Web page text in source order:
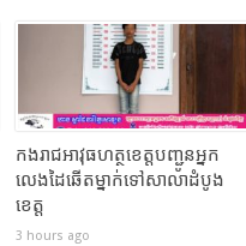
កងរាជឣាវុធហត្ថខេត្តបញ្ជូនអ្នក
លេងដៃឆើតម្នាក់ទៅសាលាដំបូង
ខេត្ត
3 hours ago